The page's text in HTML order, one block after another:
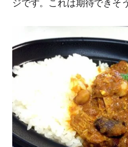
ジです。これは期待できそ